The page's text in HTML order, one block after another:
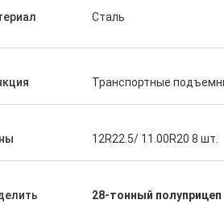
Сталь
Транспортные
12R22.5/ 11.00R20 8 шт.
28-тонный